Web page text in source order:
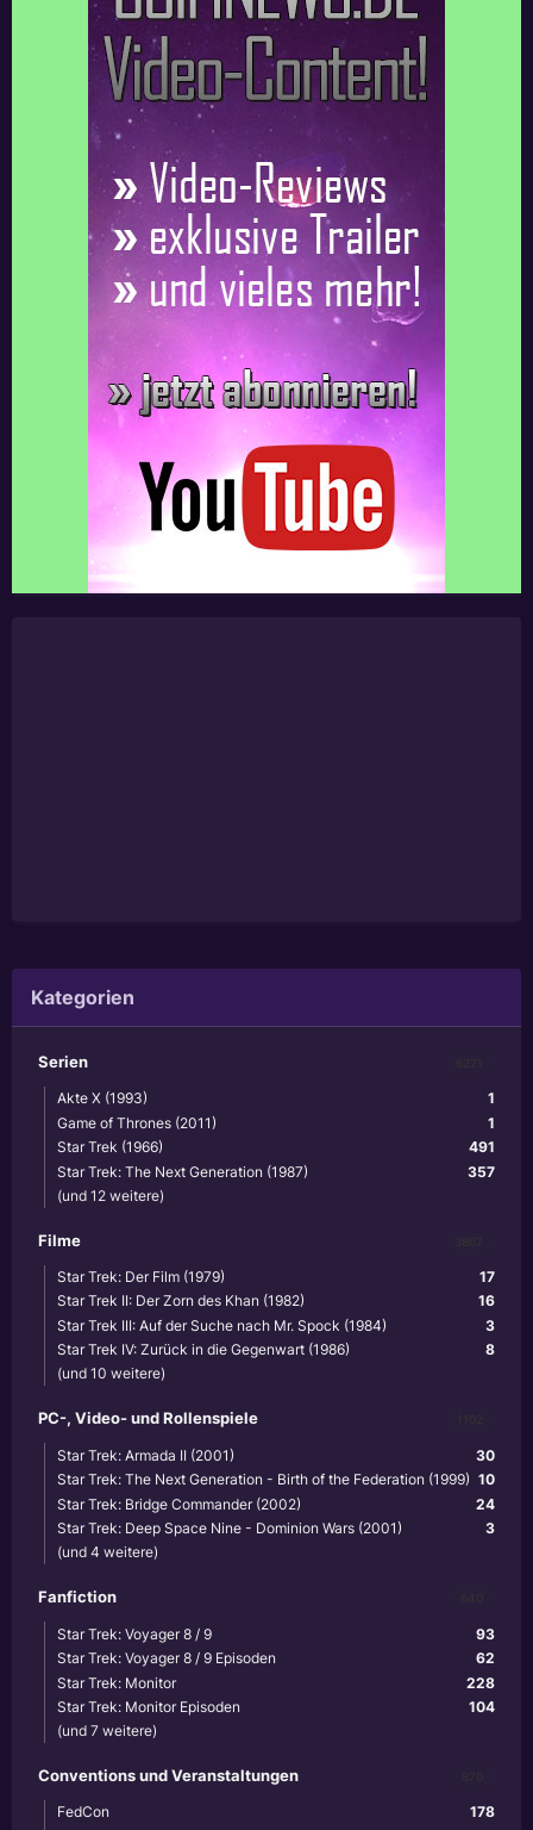
Kategorien
Serien
1
Akte X (1993)
1
Game of Thrones (2011)
491
Star Trek (1966)
357
Star Trek: The Next Generation (1987)
(und 12 weitere)
Filme
17
Star Trek: Der Film (1979)
16
Star Trek II: Der Zorn des Khan (1982)
3
Star Trek III: Auf der Suche nach Mr. Spock (1984)
8
Star Trek IV: Zurück in die Gegenwart (1986)
(und 10 weitere)
PC-, Video- und Rollenspiele
30
Star Trek: Armada II (2001)
10
Star Trek: The Next Generation - Birth of the Federation (1999)
24
Star Trek: Bridge Commander (2002)
3
Star Trek: Deep Space Nine - Dominion Wars (2001)
(und 4 weitere)
Fanfiction
93
Star Trek: Voyager 8 / 9
62
Star Trek: Voyager 8 / 9 Episoden
228
Star Trek: Monitor
104
Star Trek: Monitor Episoden
(und 7 weitere)
Conventions und Veranstaltungen
178
FedCon